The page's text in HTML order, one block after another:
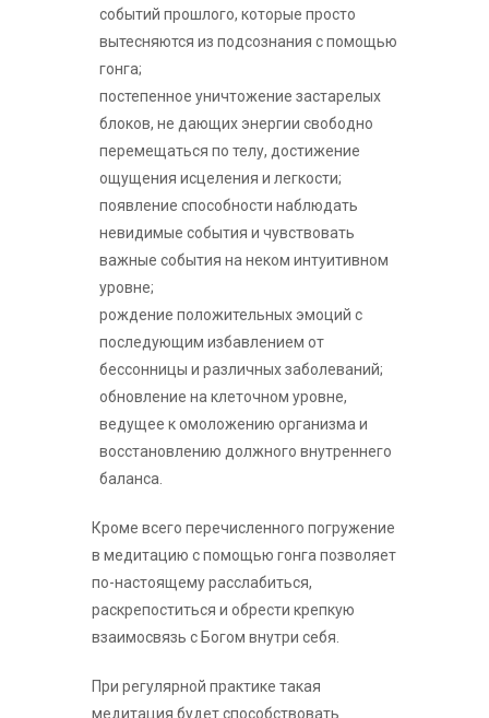
событий прошлого, которые просто
вытесняются из подсознания с помощью
гонга;
постепенное уничтожение застарелых
блоков, не дающих энергии свободно
перемещаться по телу, достижение
ощущения исцеления и легкости;
появление способности наблюдать
невидимые события и чувствовать
важные события на неком интуитивном
уровне;
рождение положительных эмоций с
последующим избавлением от
бессонницы и различных заболеваний;
обновление на клеточном уровне,
ведущее к омоложению организма и
восстановлению должного внутреннего
баланса.
Кроме всего перечисленного погружение
в медитацию с помощью гонга позволяет
по-настоящему расслабиться,
раскрепоститься и обрести крепкую
взаимосвязь с Богом внутри себя.
При регулярной практике такая
медитация будет способствовать